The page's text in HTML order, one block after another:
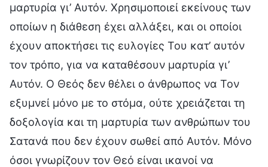
μαρτυρία γι’ Αυτόν. Χρησιμοποιεί εκείνους των
οποίων η διάθεση έχει αλλάξει, και οι οποίοι
έχουν αποκτήσει τις ευλογίες Του κατ’ αυτόν
τον τρόπο, για να καταθέσουν μαρτυρία γι’
Αυτόν. Ο Θεός δεν θέλει ο άνθρωπος να Τον
εξυμνεί μόνο με το στόμα, ούτε χρειάζεται τη
δοξολογία και τη μαρτυρία των ανθρώπων του
Σατανά που δεν έχουν σωθεί από Αυτόν. Μόνο
όσοι γνωρίζουν τον Θεό είναι ικανοί να